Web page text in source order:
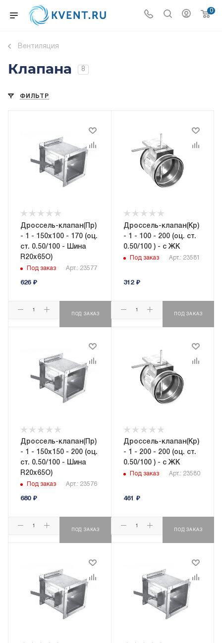
0
Вентиляция
Клапана 8
ФИЛЬТР
Дроссель-клапан(Пр)
- 1 - 150x100 - 170 (оц.
ст. 0.50/100 - Шина
R20х65О)
Под заказ Арт.: 23577
626₽
ПОД ЗАКАЗ
Дроссель-клапан(Кр)
- 1 - 100 - 200 (оц. ст.
0.50/100 ) - с ЖК
Под заказ Арт.: 23581
312₽
ПОД ЗАКАЗ
Дроссель-клапан(Пр)
- 1 - 150x150 - 200 (оц.
ст. 0.50/100 - Шина
R20х65О)
Под заказ Арт.: 23576
680₽
ПОД ЗАКАЗ
Дроссель-клапан(Кр)
- 1 - 200 - 200 (оц. ст.
0.50/100 ) - с ЖК
Под заказ Арт.: 23580
461 ₽
ПОД ЗАКАЗ